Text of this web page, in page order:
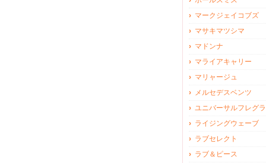
マークジェイコブズ
マサキマツシマ
マドンナ
マライアキャリー
マリャージュ
メルセデスベンツ
ユニバーサルフレグ
ライジングウェーブ
ラブセレクト
ラブ＆ピース